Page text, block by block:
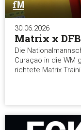
30.06.2026
Matrix x DFB
Die
Curaçao in die WM
richtete Matrix